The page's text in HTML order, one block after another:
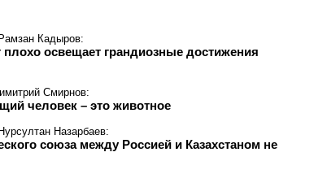
Рамзан Кадыров:
плохо освещает грандиозные достижения
Смирнов:
человек – это животное
Нурсултан Назарбаев:
союза между Россией и Казахстаном не